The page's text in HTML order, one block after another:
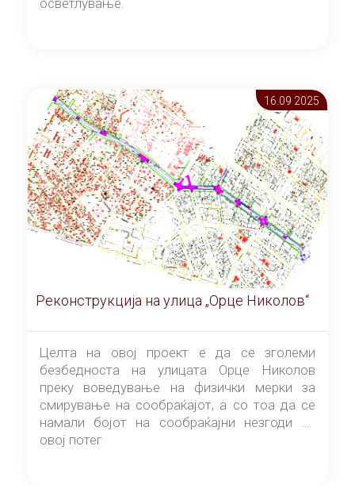
осветлување.
16.09 2025
Реконструкција на улица „Орце Николов“
Целта на овој проект е да се зголеми
безбедноста на улицата Орце Николов
преку воведување на физички мерки за
смирување на сообраќајот, а со тоа да се
намали бојот на сообраќајни незгоди на
овој потег